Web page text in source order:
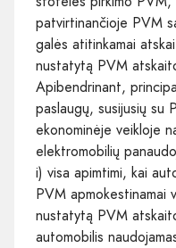
patvirtinančioje PVM
galės atitinkamai
nustatytą PVM
Apibendrinant,
paslaugų, susijusių su
ekonominėje veikloje
elektromobilių
i) visa apimtimi, kai
PVM apmokestinamai
nustatytą PVM
automobilis